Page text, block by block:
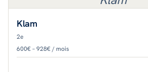
Klam
2e
600€ – 928€ / mois